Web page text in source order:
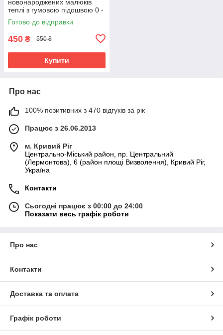
новонароджених малюків
теплі з гумовою підошвою 0 -
6 місяців Detki сірий
Готово до відправки
450 ₴ 550 ₴
Купити
Про нас
100% позитивних з 470 відгуків за рік
Працює з 26.06.2013
м. Кривий Ріг
Центрально-Міський район, пр. Центральний
(Лермонтова), 6 (район площі Визволення), Кривий Ріг,
Україна
Контакти
Сьогодні працює з 00:00 до 24:00
Показати весь графік роботи
Про нас
Контакти
Доставка та оплата
Графік роботи